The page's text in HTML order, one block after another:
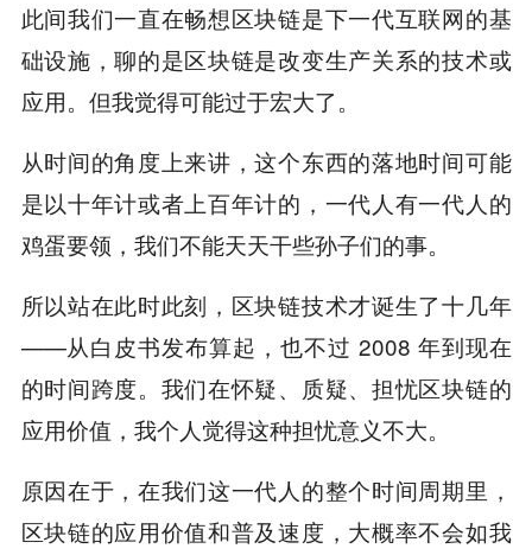
此间我们一直在畅想区块链是下一代互联网的基
础设施，聊的是区块链是改变生产关系的技术或
应用。但我觉得可能过于宏大了。
从时间的角度上来讲，这个东西的落地时间可能
是以十年计或者上百年计的，一代人有一代人的
鸡蛋要领，我们不能天天干些孙子们的事。
所以站在此时此刻，区块链技术才诞生了十几年
——从白皮书发布算起，也不过 2008 年到现在
的时间跨度。我们在怀疑、质疑、担忧区块链的
应用价值，我个人觉得这种担忧意义不大。
原因在于，在我们这一代人的整个时间周期里，
区块链的应用价值和普及速度，大概率不会如我